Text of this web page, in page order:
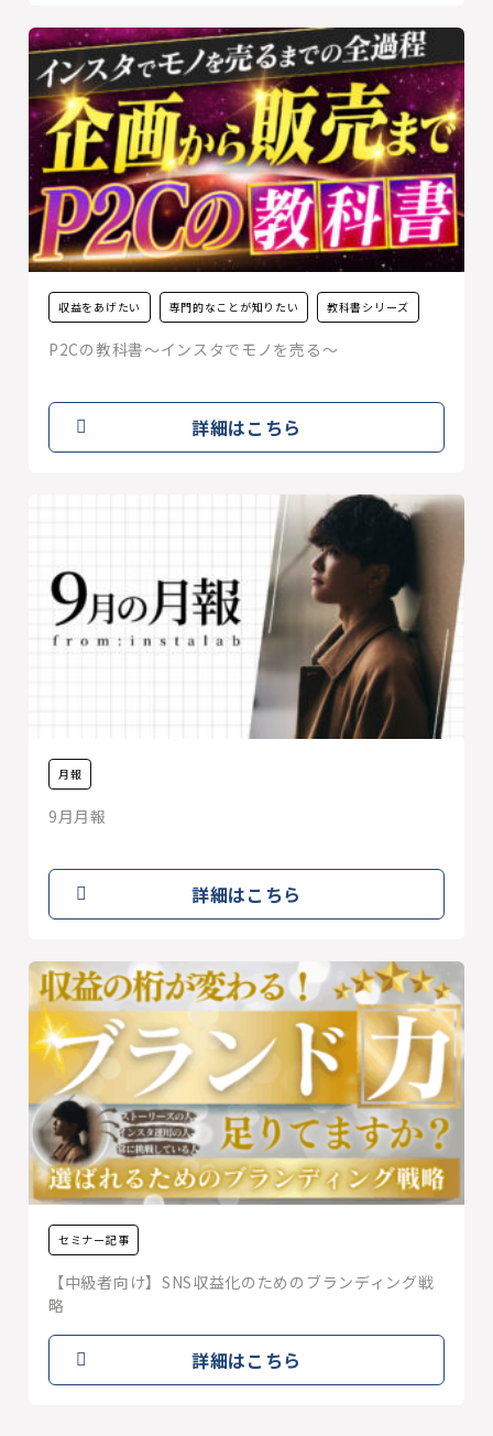
収益をあげたい 専門的なことが知りたい 教科書シリーズ
P2Cの教科書〜インスタでモノを売る〜
詳細はこちら
月報
9月月報
詳細はこちら
セミナー記事
【中級者向け】SNS収益化のためのブランディング戦
略
詳細はこちら